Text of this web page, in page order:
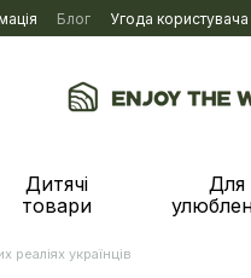
Блог Угода користувача
Дитячі
товари
Для
реаліях українців